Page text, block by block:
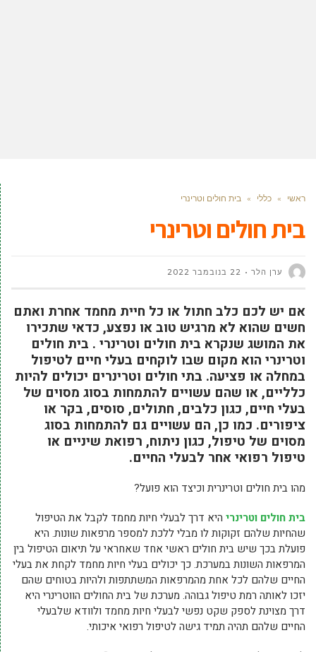
ראשי » כללי » בית חולים וטרינרי
בית חולים וטרינרי
ערן הלר 22 בנובמבר 2022
אם יש לכם כלב חתול או כל חיית מחמד אחרת ואתם
חשים שהוא לא מרגיש טוב או נפצע, כדאי שתכירו
את המושג שנקרא בית חולים וטרינרי . בית חולים
וטרינרי הוא מקום שבו לוקחים בעלי חיים לטיפול
במחלה או פציעה. בתי חולים וטרינרים יכולים להיות
כלליים, או שהם עשויים להתמחות בסוג מסוים של
בעלי חיים, כגון כלבים, חתולים, סוסים, בקר או
ציפורים. כמו כן, הם עשויים גם להתמחות בסוג
מסוים של טיפול, כגון ניתוח, רפואת שיניים או
טיפול רפואי אחר לבעלי החיים.
מהו בית חולים וטרינרית וכיצד הוא פועל?
בית חולים וטרינרי היא דרך לבעלי חיות מחמד לקבל את הטיפול
שהחיות שלהם זקוקות לו מבלי ללכת למספר מרפאות שונות. היא
פועלת בכך שיש בית חולים ראשי אחד שאחראי על תיאום הטיפול בין
המרפאות השונות במערכת. כך יכולים בעלי חיות מחמד לקחת את בעלי
החיים שלהם לכל אחת מהמרפאות המשתתפות ולהיות בטוחים שהם
יזכו לאותה רמת טיפול גבוהה. מערכת של בית החולים הווטרינרי היא
דרך מצוינת לספק שקט נפשי לבעלי חיות מחמד ולוודא שלבעלי
החיים שלהם תהיה תמיד גישה לטיפול רפואי איכותי.